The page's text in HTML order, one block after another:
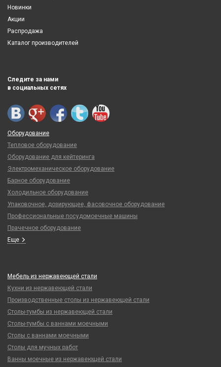
Новинки
Акции
Распродажа
Каталог производителей
Следите за нами
в социальных сетях
Оборудование
Тепловое оборудование
Оборудование для кейтеринга
Электромеханическое оборудование
Барное оборудование
Холодильное оборудование
Упаковочное, дозирующее, фасовочное оборудование
Профессиональные посудомоечные машины
Прачечное оборудование
Еще
Мебель из нержавеющей стали
Кухни из нержавеющей стали
Производственные столы из нержавеющей стали
Столы-тумбы из нержавеющей стали
Столы-тумбы с ваннами моечными
Столы с ваннами моечными
Столы для мучных работ
Ванны моечные из нержавеющей стали